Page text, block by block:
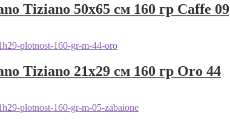
Tiziano 50х65 см 160 гр Caffe 09
Tiziano 21х29 см 160 гр Oro 44